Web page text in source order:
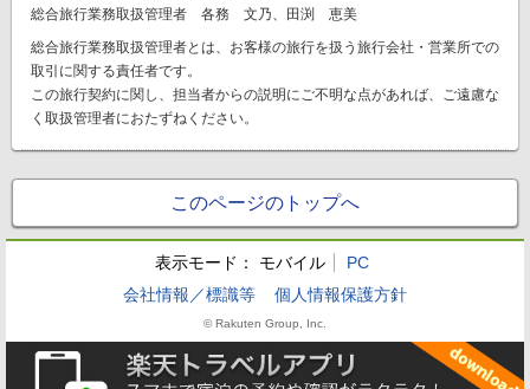
総合旅行業務取扱管理者 各務 文乃、田渕 恵美
総合旅行業務取扱管理者とは、お客様の旅行を扱う旅行会社・営業所での
取引に関する責任者です。
この旅行契約に関し、担当者からの説明にご不明な点があれば、ご遠慮な
く取扱管理者におたずねください。
このページのトップへ
表示モード： モバイル
PC
会社情報／標識等
個人情報保護方針
© Rakuten Group, Inc.